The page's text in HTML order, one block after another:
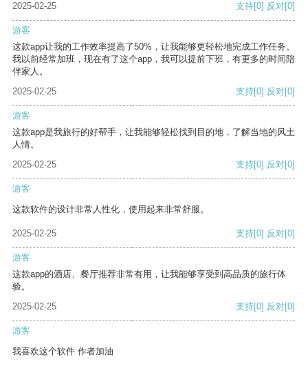
2025-02-25
支持[0] 反对[0]
游客
这款app让我的工作效率提高了50%，让我能够更轻松地完成工作任务。
我以前经常加班，现在有了这个app，我可以提前下班，有更多的时间陪
伴家人。
2025-02-25
支持[0] 反对[0]
游客
这款app是我旅行的好帮手，让我能够轻松找到目的地，了解当地的风土
人情。
2025-02-25
支持[0] 反对[0]
游客
这款软件的设计非常人性化，使用起来非常舒服。
2025-02-25 支持[0] 反对[0]
游客
这款app的酒店、餐厅推荐非常有用，让我能够享受到高品质的旅行体
验。
2025-02-25
支持[0] 反对[0]
游客
我喜欢这个软件 作者加油